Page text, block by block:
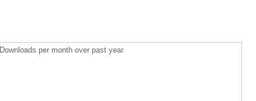
Downloads per month over past year